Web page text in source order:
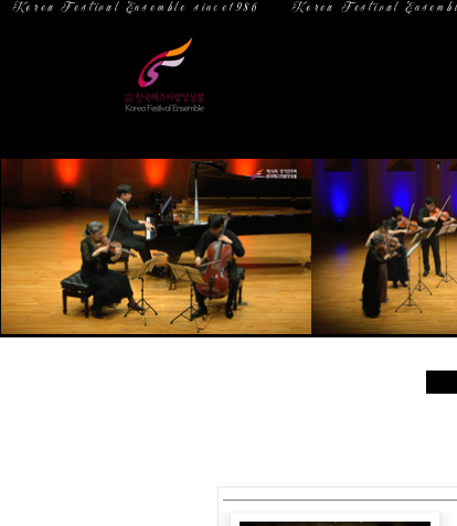
  Korea Festival Ensemble since1986